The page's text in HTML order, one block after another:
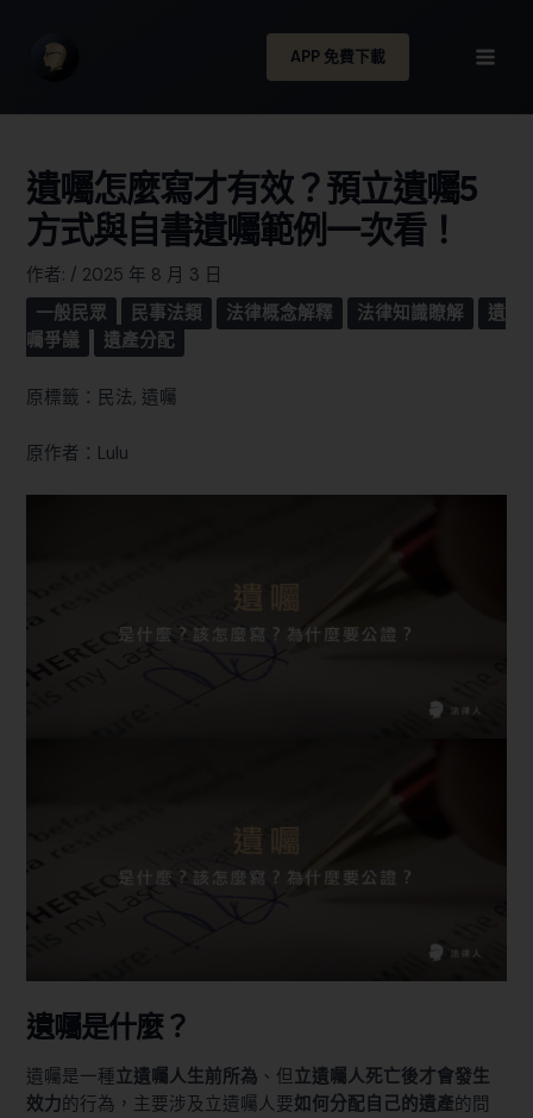
APP 免費下載
遺囑怎麼寫才有效？預立遺囑5
方式與自書遺囑範例一次看！
作者: / 2025 年 8 月 3 日
一般民眾
民事法類 法律概念解釋 法律知識瞭解
遺
囑爭議
遺產分配
原標籤：民法, 遺囑
原作者：Lulu
遺囑是什麼？
遺囑是一種立遺囑人生前所為 、但立遺囑人死亡後才會發生
效力的行為，主要涉及立遺囑人要如何分配自己的遺產的問